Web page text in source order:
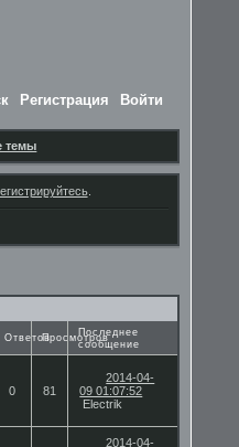
Регистрация Войти
темы
.
ОтветовПросмотровПоследнее
сообщение
0 81
2014-04-
09 01:07:52
Electrik
2014-04-